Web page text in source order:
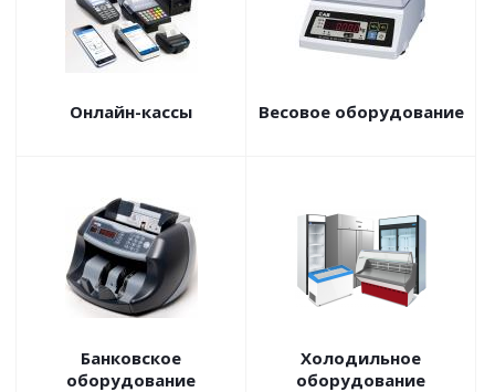
Онлайн-кассы Весовое оборудование
Банковское
оборудование
Холодильное
оборудование